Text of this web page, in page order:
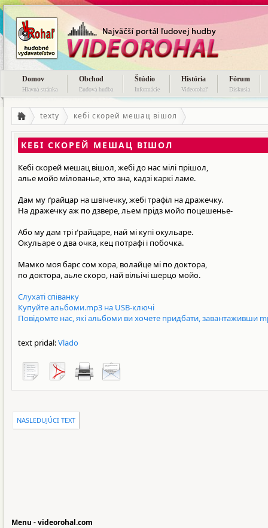
Domov
Hlavná stránka
Obchod
Ľudová hudba
Štúdio
Informácie
História
Videorohaľ
Fórum
Diskusia
texty кебі скорей мешац вішол
КЕБІ СКОРЕЙ МЕШАЦ ВІШОЛ
Кебі скорей мешац вішол, жебі до нас мілі прішол,
алье мойо мілованье, хто зна, кадзі каркі ламе.
Дам му ґрайцар на швічечку, жебі трафіл на дражечку.
На дражечку аж по дзвере, льем прідз мойо поцешенье-
Або му дам трі ґрайцаре, най мі купі окульаре.
Окульаре о два очка, кец потрафі і побочка.
Мамко моя барс сом хора, волайце мі по доктора,
по доктора, аьле скоро, най вільічі шерцо мойо.
Слухаті співанку
Купуйте альбоми.mp3 на USB-ключі
Повідомте нас, які альбоми ви хочете придбати, завантаживши
text pridal:Vlado
NASLEDUJÚCI TEXT
Menu - videorohal.com